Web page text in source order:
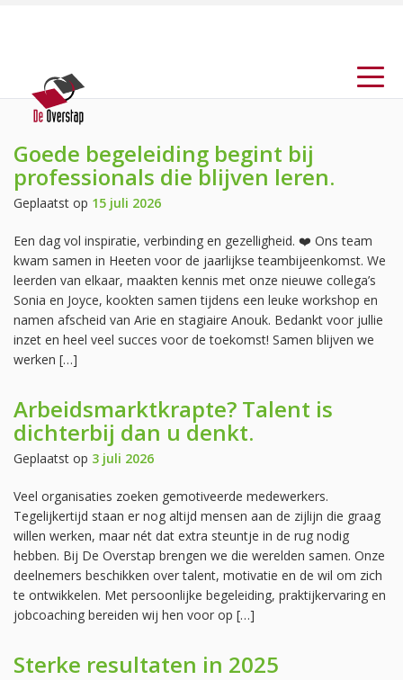
Goede begeleiding begint bij
professionals die blijven leren.
Geplaatst op 15 juli 2026
Een dag vol inspiratie, verbinding en gezelligheid. ❤️ Ons team
kwam samen in Heeten voor de jaarlijkse teambijeenkomst. We
leerden van elkaar, maakten kennis met onze nieuwe collega’s
Sonia en Joyce, kookten samen tijdens een leuke workshop en
namen afscheid van Arie en stagiaire Anouk. Bedankt voor jullie
inzet en heel veel succes voor de toekomst! Samen blijven we
werken […]
Arbeidsmarktkrapte? Talent is
dichterbij dan u denkt.
Geplaatst op 3 juli 2026
Veel organisaties zoeken gemotiveerde medewerkers.
Tegelijkertijd staan er nog altijd mensen aan de zijlijn die graag
willen werken, maar nét dat extra steuntje in de rug nodig
hebben. Bij De Overstap brengen we die werelden samen. Onze
deelnemers beschikken over talent, motivatie en de wil om zich
te ontwikkelen. Met persoonlijke begeleiding, praktijkervaring en
jobcoaching bereiden wij hen voor op […]
Sterke resultaten in 2025